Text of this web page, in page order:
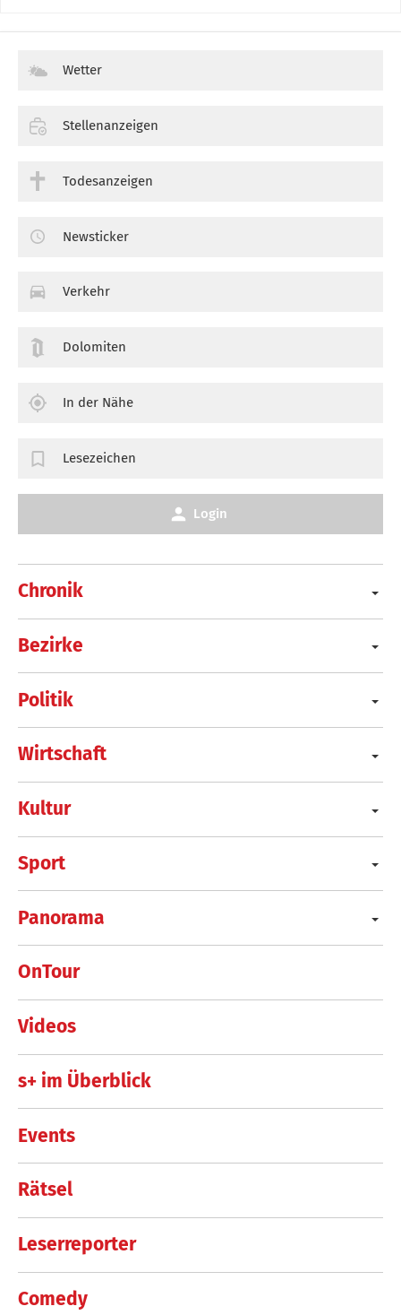
Chronik
Bezirke
Politik
Wirtschaft
Kultur
Sport
Panorama
OnTour
Videos
s+ im Überblick
Events
Rätsel
Leserreporter
Comedy
Wetter
Stellenanzeigen
Todesanzeigen
Newsticker
Verkehr
Dolomiten
In der Nähe
Lesezeichen
Login